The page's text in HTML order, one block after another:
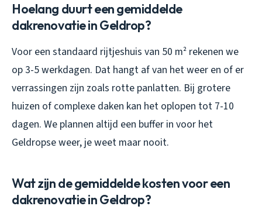
Hoelang duurt een gemiddelde
dakrenovatie in Geldrop?
Voor een standaard rijtjeshuis van 50 m² rekenen we
op 3-5 werkdagen. Dat hangt af van het weer en of er
verrassingen zijn zoals rotte panlatten. Bij grotere
huizen of complexe daken kan het oplopen tot 7-10
dagen. We plannen altijd een buffer in voor het
Geldropse weer, je weet maar nooit.
Wat zijn de gemiddelde kosten voor een
dakrenovatie in Geldrop?